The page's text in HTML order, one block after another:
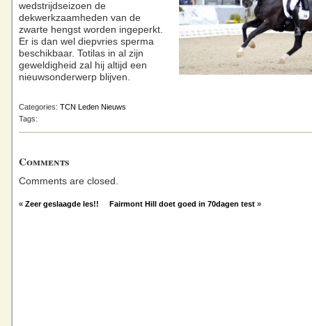
wedstrijdseizoen de
dekwerkzaamheden van de
zwarte hengst worden ingeperkt.
Er is dan wel diepvries sperma
beschikbaar. Totilas in al zijn
geweldigheid zal hij altijd een
nieuwsonderwerp blijven.
Categories: TCN Leden Nieuws
Tags:
Comments
Comments are closed.
« Zeer geslaagde les!! Fairmont Hill doet goed in 70dagen test »